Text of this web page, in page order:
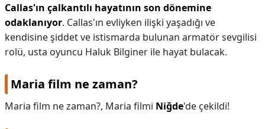
Callas'ın çalkantılı hayatının son dönemine
odaklanıyor. Callas'ın evliyken ilişki yaşadığı ve
kendisine şiddet ve istismarda bulunan armatör sevgilisi
rolü, usta oyuncu Haluk Bilginer ile hayat bulacak.
Maria film ne zaman?
Maria film ne zaman?, Maria filmi Niğde'de çekildi!